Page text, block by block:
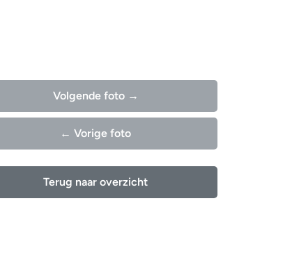
Volgende foto →
← Vorige foto
Terug naar overzicht